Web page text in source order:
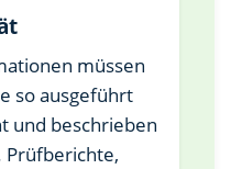
müssen
so ausgeführt
und beschrieben
Prüfberichte,